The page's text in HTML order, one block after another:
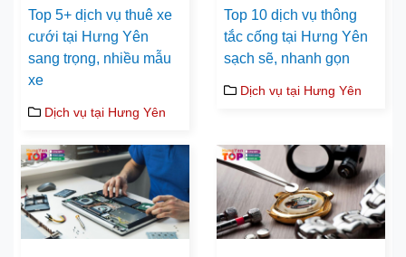
Top 5+ dịch vụ thuê xe
cưới tại Hưng Yên
sang trọng, nhiều mẫu
xe
Dịch vụ tại Hưng Yên
Top 10 dịch vụ thông
tắc cống tại Hưng Yên
sạch sẽ, nhanh gọn
Dịch vụ tại Hưng Yên